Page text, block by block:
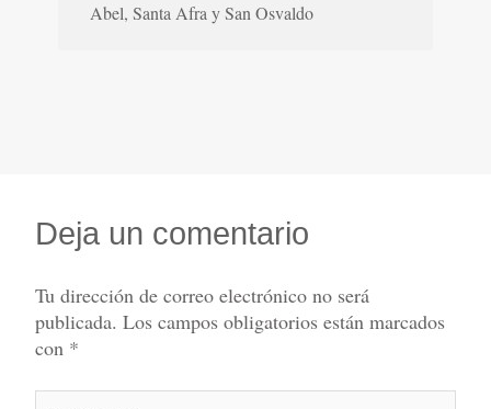
Abel, Santa Afra y San Osvaldo
Deja un comentario
Tu dirección de correo electrónico no será
publicada. Los campos obligatorios están marcados
con *